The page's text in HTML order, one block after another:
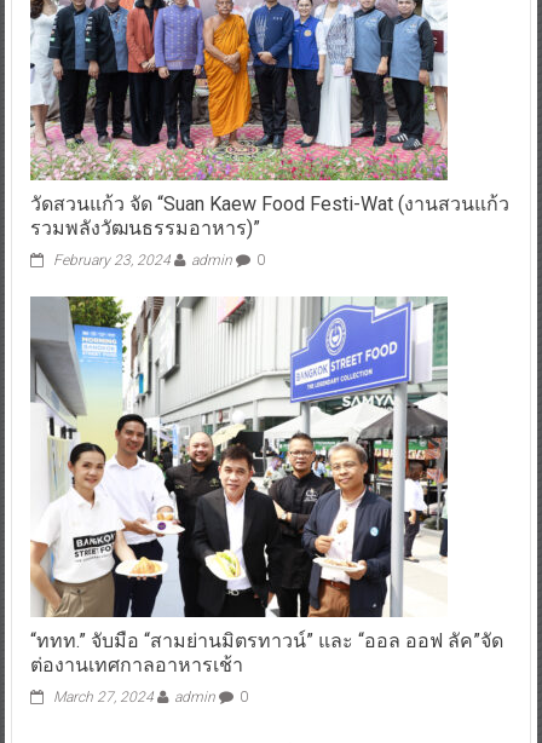
วัดสวนแก้ว จัด “Suan Kaew Food Festi-Wat (งานสวนแก้ว
รวมพลังวัฒนธรรมอาหาร)”
February 23, 2024 admin 0
“ททท.” จับมือ “สามย่านมิตรทาวน์” และ “ออล ออฟ ลัค”จัด
ต่องานเทศกาลอาหารเช้า
March 27, 2024 admin 0